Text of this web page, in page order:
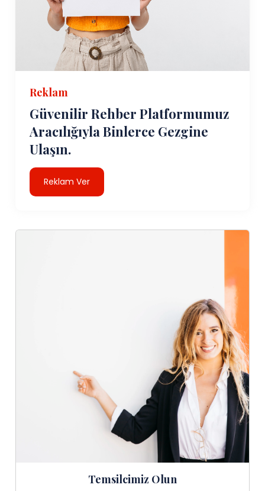
Reklam
Güvenilir Rehber Platformumuz
Aracılığıyla Binlerce Gezgine
Ulaşın.
Reklam Ver
Temsilcimiz Olun